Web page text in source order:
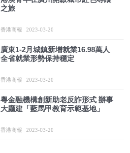
之旅
香港商報 2023-03-20
廣東1-2月城鎮新增就業16.98萬人
全省就業形勢保持穩定
香港商報 2023-03-20
粵金融機構創新助老反詐形式 辦事
大廳建「藍馬甲教育示範基地」
香港商報 2023-03-20